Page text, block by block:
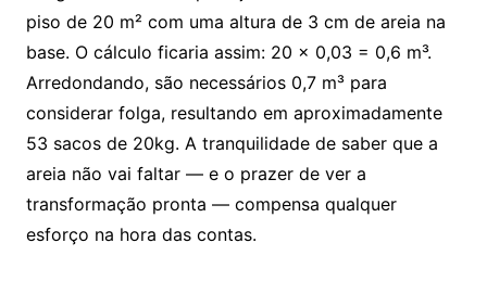
piso de 20 m² com uma altura de 3 cm de areia na
base. O cálculo ficaria assim: 20 x 0,03 = 0,6 m³.
Arredondando, são necessários 0,7 m³ para
considerar folga, resultando em aproximadamente
53 sacos de 20kg. A tranquilidade de saber que a
areia não vai faltar — e o prazer de ver a
transformação pronta — compensa qualquer
esforço na hora das contas.